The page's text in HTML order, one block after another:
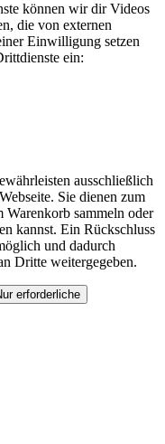
können wir dir Videos
die von externen
Einwilligung setzen
ein:
ausschließlich
Sie dienen zum
Warenkorb sammeln oder
kannst. Ein Rückschluss
und dadurch
Dritte weitergegeben.
erforderliche